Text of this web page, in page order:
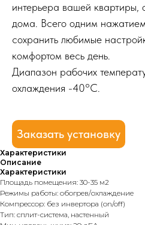
интерьера вашей квартиры,
дома. Всего одним
сохранить любимые
комфортом весь день.
Диапазон рабочих
охлаждения -40°C.
Заказать установку
Характеристики
Описание
Характеристики
Площадь помещения: 30-35 м2
Режимы работы: обогрев/охлаждение
Компрессор: без инвертора (on/off)
Тип: сплит-система, настенный